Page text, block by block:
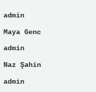
admin
Maya Genc
admin
Naz Şahin
admin